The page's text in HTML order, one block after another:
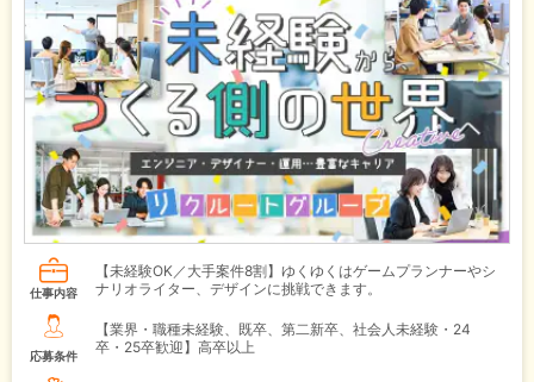
仕事内容
【未経験OK／大手案件8割】ゆくゆくはゲームプランナーやシ
ナリオライター、デザインに挑戦できます。
応募条件
【業界・職種未経験、既卒、第二新卒、社会人未経験・24
卒・25卒歓迎】高卒以上